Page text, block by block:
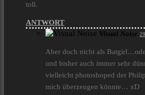
toll.
ANTWORT
Visual Noise
Aber doch nicht als
und bisher auch immer sehr
vielleicht photoshoped der
mich überzeugen könnte… xD